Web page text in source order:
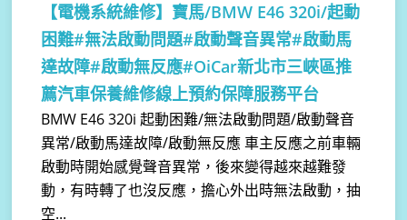
【電機系統維修】 寶馬/BMW E46 320i/起動
困難#無法啟動問題#啟動聲音異常#啟動馬
達故障#啟動無反應#OiCar新北市三峽區推
薦汽車保養維修線上預約保障服務平台
BMW E46 320i 起動困難/無法啟動問題/啟動聲音
異常/啟動馬達故障/啟動無反應 車主反應之前車輛
啟動時開始感覺聲音異常，後來變得越來越難發
動，有時轉了也沒反應，擔心外出時無法啟動，抽
空...